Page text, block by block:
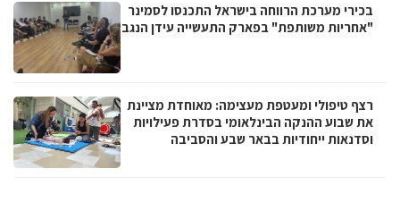
בכירי מערכת הרווחה בישראל התכנסו לסמינר
"אחריות משותפת" בפארק התעשייה עידן הנגב
רצף טיפולי ומעטפת מעצימה: מאוחדת מציינת
את שבוע ההנקה הבינלאומי בסדרת פעילויות
וסדנאות ייחודיות בבאר שבע והסביבה